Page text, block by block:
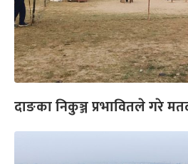
दाङका निकुञ्ज प्रभावितले गरे